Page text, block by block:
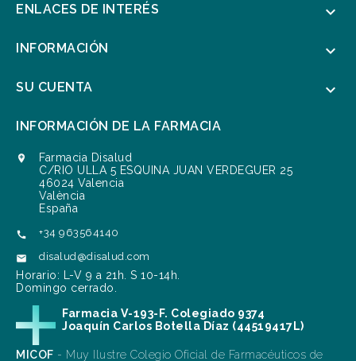
ENLACES DE INTERÉS 
INFORMACIÓN 
SU CUENTA 
INFORMACIÓN DE LA FARMACIA

Farmacia Disalud
C/RIO ULLA 5 ESQUINA JUAN VERDEGUER 25
46024 Valencia
València
España
 +34 963564140
 disalud@disalud.com
Horario: L-V 9 a 21h. S 10-14h.
Domingo cerrado.
Farmacia V-193-F. Colegiado 9374
Joaquín Carlos Botella Díaz (44519417L)
MICOF - Muy Ilustre Colegio Oficial de Farmacéuticos de